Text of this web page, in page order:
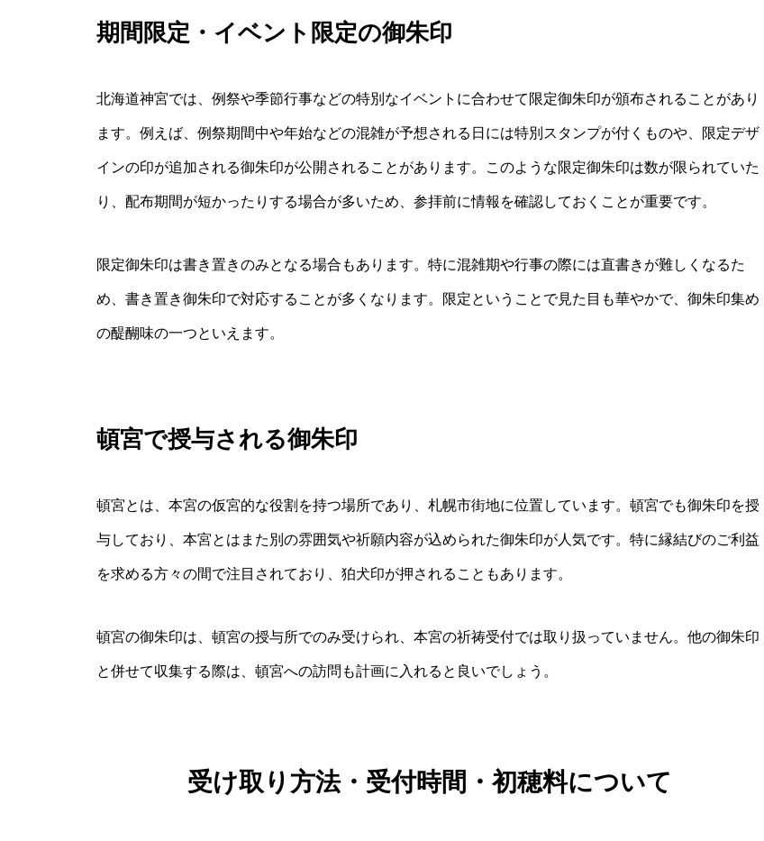
期間限定・イベント限定の御朱印
北海道神宮では、例祭や季節行事などの特別なイベントに合わせて限定御朱印が頒布されることがあり
ます。例えば、例祭期間中や年始などの混雑が予想される日には特別スタンプが付くものや、限定デザ
インの印が追加される御朱印が公開されることがあります。このような限定御朱印は数が限られていた
り、配布期間が短かったりする場合が多いため、参拝前に情報を確認しておくことが重要です。
限定御朱印は書き置きのみとなる場合もあります。特に混雑期や行事の際には直書きが難しくなるた
め、書き置き御朱印で対応することが多くなります。限定ということで見た目も華やかで、御朱印集め
の醍醐味の一つといえます。
頓宮で授与される御朱印
頓宮とは、本宮の仮宮的な役割を持つ場所であり、札幌市街地に位置しています。頓宮でも御朱印を授
与しており、本宮とはまた別の雰囲気や祈願内容が込められた御朱印が人気です。特に縁結びのご利益
を求める方々の間で注目されており、狛犬印が押されることもあります。
頓宮の御朱印は、頓宮の授与所でのみ受けられ、本宮の祈祷受付では取り扱っていません。他の御朱印
と併せて収集する際は、頓宮への訪問も計画に入れると良いでしょう。
受け取り方法・受付時間・初穂料について